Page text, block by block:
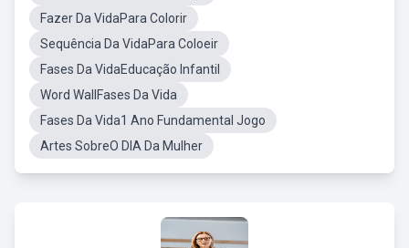
Fazer Da VidaPara Colorir
Sequência Da VidaPara Coloeir
Fases Da VidaEducação Infantil
Word WallFases Da Vida
Fases Da Vida1 Ano Fundamental Jogo
Artes SobreO DIA Da Mulher